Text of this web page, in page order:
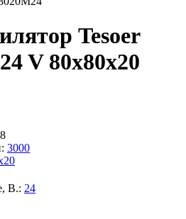
Tesoer
V 80x80x20
3000
В.: 24